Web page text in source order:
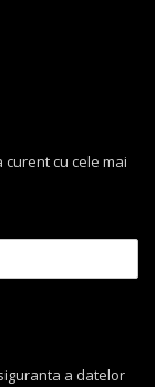
cu cele mai
a datelor